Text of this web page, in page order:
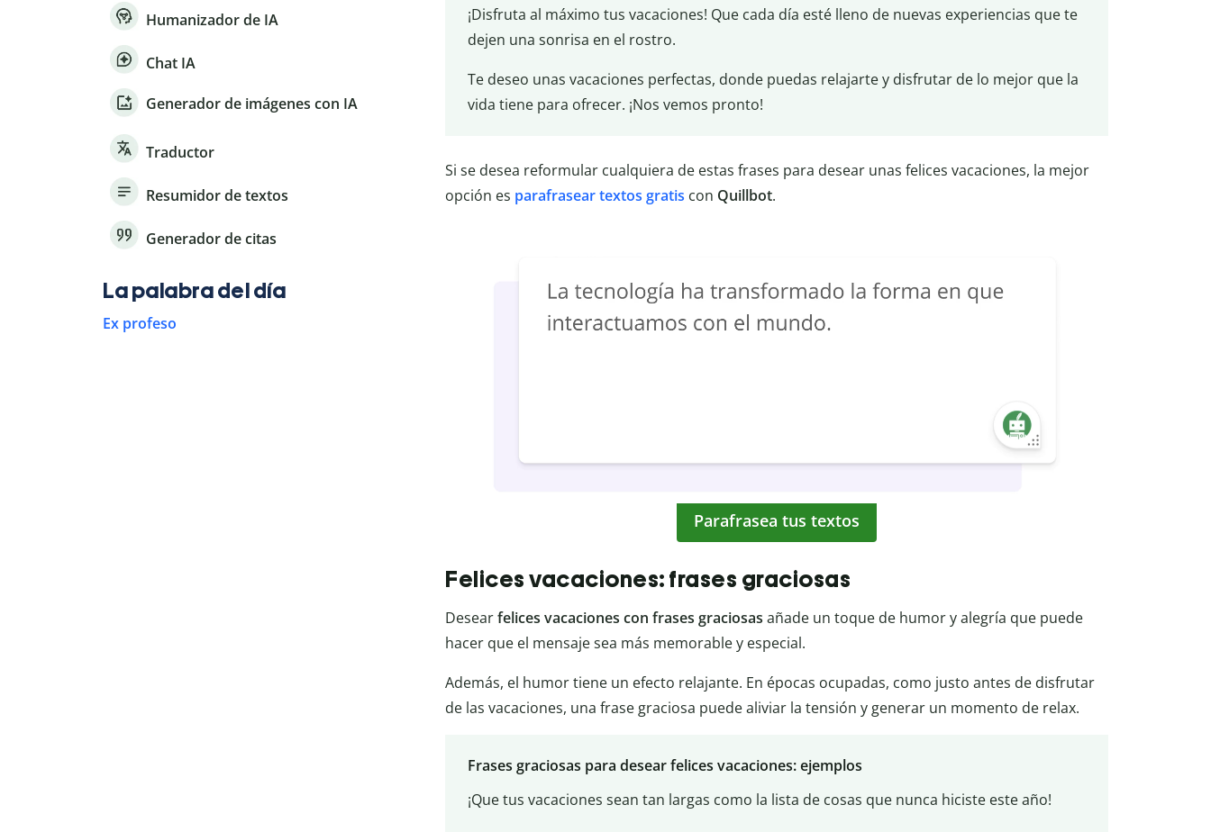
¡Disfruta al máximo tus vacaciones! Que cada día esté lleno de nuevas experiencias que te
dejen una sonrisa en el rostro.
Te deseo unas vacaciones perfectas, donde puedas relajarte y disfrutar de lo mejor que la
vida tiene para ofrecer. ¡Nos vemos pronto!
Si se desea reformular cualquiera de estas frases para desear unas felices vacaciones, la mejor
opción es parafrasear textos gratis con Quillbot.
Parafrasea tus textos
Felices vacaciones: frases graciosas
Desearfelices vacaciones con frases graciosas añade un toque de humor y alegría que puede
hacer que el mensaje sea más memorable y especial.
Además, el humor tiene un efecto relajante. En épocas ocupadas, como justo antes de disfrutar
de las vacaciones, una frase graciosa puede aliviar la tensión y generar un momento de relax.
Frases graciosas para desear felices vacaciones: ejemplos
¡Que tus vacaciones sean tan largas como la lista de cosas que nunca hiciste este año!
Humanizador de IA
Chat IA
Generador de imágenes con IA
Traductor
Resumidor de textos
Generador de citas
La palabra del día
Ex profeso